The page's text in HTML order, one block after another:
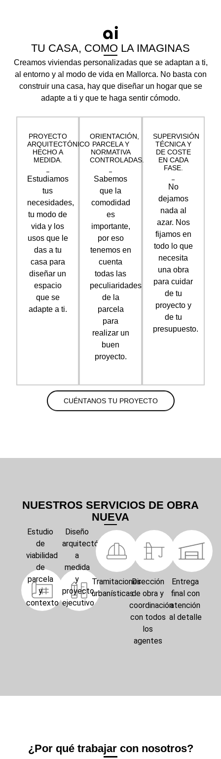
TU CASA, COMO LA IMAGINAS
Creamos viviendas personalizadas que se adaptan a ti,
al entorno y al modo de vida en Mallorca. No basta con
construir una casa, hay que diseñar un hogar que se
adapte a ti y que te haga sentir cómodo.
PROYECTO
ARQUITECTÓNICO
HECHO A
MEDIDA.
Estudiamos
tus
necesidades,
tu modo de
vida y los
usos que le
das a tu
casa para
diseñar un
espacio
que se
adapte a ti.
ORIENTACIÓN,
PARCELA Y
NORMATIVA
CONTROLADAS.
Sabemos
que la
comodidad
es
importante,
por eso
tenemos en
cuenta
todas las
peculiaridades
de la
parcela
para
realizar un
buen
proyecto.
SUPERVISIÓN
TÉCNICA Y
DE COSTE
EN CADA
FASE.
No
dejamos
nada al
azar. Nos
fijamos en
todo lo que
necesita
una obra
para cuidar
de tu
proyecto y
de tu
presupuesto.
CUÉNTANOS TU PROYECTO
NUESTROS SERVICIOS DE OBRA
NUEVA
Estudio
de
viabilidad
de
parcela
y
contexto
Diseño
arquitectónico
a
medida
y
proyecto
ejecutivo
Tramitaciones
urbanísticas
Dirección
de obra y
coordinación
con todos
los
agentes
Entrega
final con
atención
al detalle
¿Por qué trabajar con nosotros?